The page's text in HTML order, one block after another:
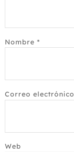
Nombre *
Correo electrónico
Web